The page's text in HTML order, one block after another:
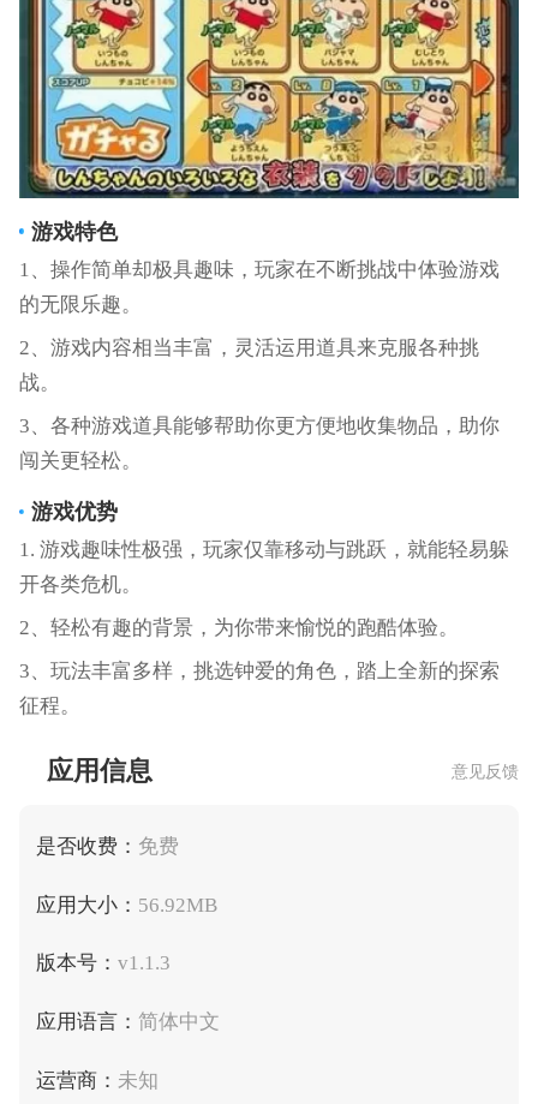
游戏特色
1、操作简单却极具趣味，玩家在不断挑战中体验游戏
的无限乐趣。
2、游戏内容相当丰富，灵活运用道具来克服各种挑
战。
3、各种游戏道具能够帮助你更方便地收集物品，助你
闯关更轻松。
游戏优势
1. 游戏趣味性极强，玩家仅靠移动与跳跃，就能轻易躲
开各类危机。
2、轻松有趣的背景，为你带来愉悦的跑酷体验。
3、玩法丰富多样，挑选钟爱的角色，踏上全新的探索
征程。
应用信息 意见反馈
是否收费： 免费
应用大小： 56.92MB
版本号： v1.1.3
应用语言： 简体中文
运营商： 未知